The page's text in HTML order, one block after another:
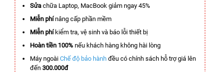
Sửa chữa Laptop, MacBook giảm ngay 45%
Miễn phínâng cấp phần mềm
Miễn phíkiểm tra, vệ sinh và báo lỗi thiết bị
Hoàn tiền 100% nếu khách hàng không hài lòng
Máy ngoài Chế độ bảo hành đều có chính sách hỗ trợ giá lên
đến 300.000đ